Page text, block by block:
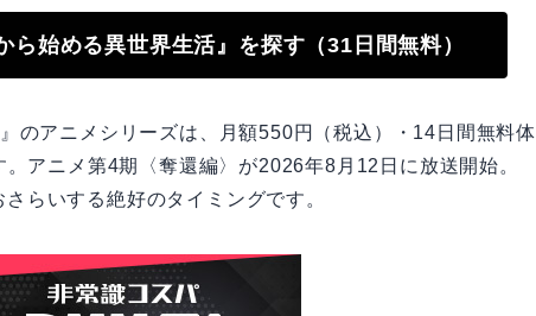
ら始める異世界生活』を探す（31日間無料）
のアニメシリーズは、月額550円（税込）・14日間無料体
アニメ第4期〈奪還編〉が2026年8月12日に放送開始。
らいする絶好のタイミングです。